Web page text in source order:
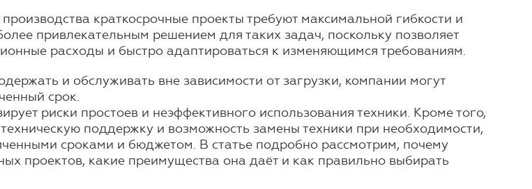
краткосрочные проекты требуют максимальной гибкости и
привлекательным решением для таких задач, поскольку позволяет
расходы и быстро адаптироваться к изменяющимся требованиям.
и обслуживать вне зависимости от загрузки, компании могут
срок.
риски простоев и неэффективного использования техники. Кроме того,
поддержку и возможность замены техники при необходимости,
сроками и бюджетом. В статье подробно рассмотрим, почему
проектов, какие преимущества она даёт и как правильно выбирать